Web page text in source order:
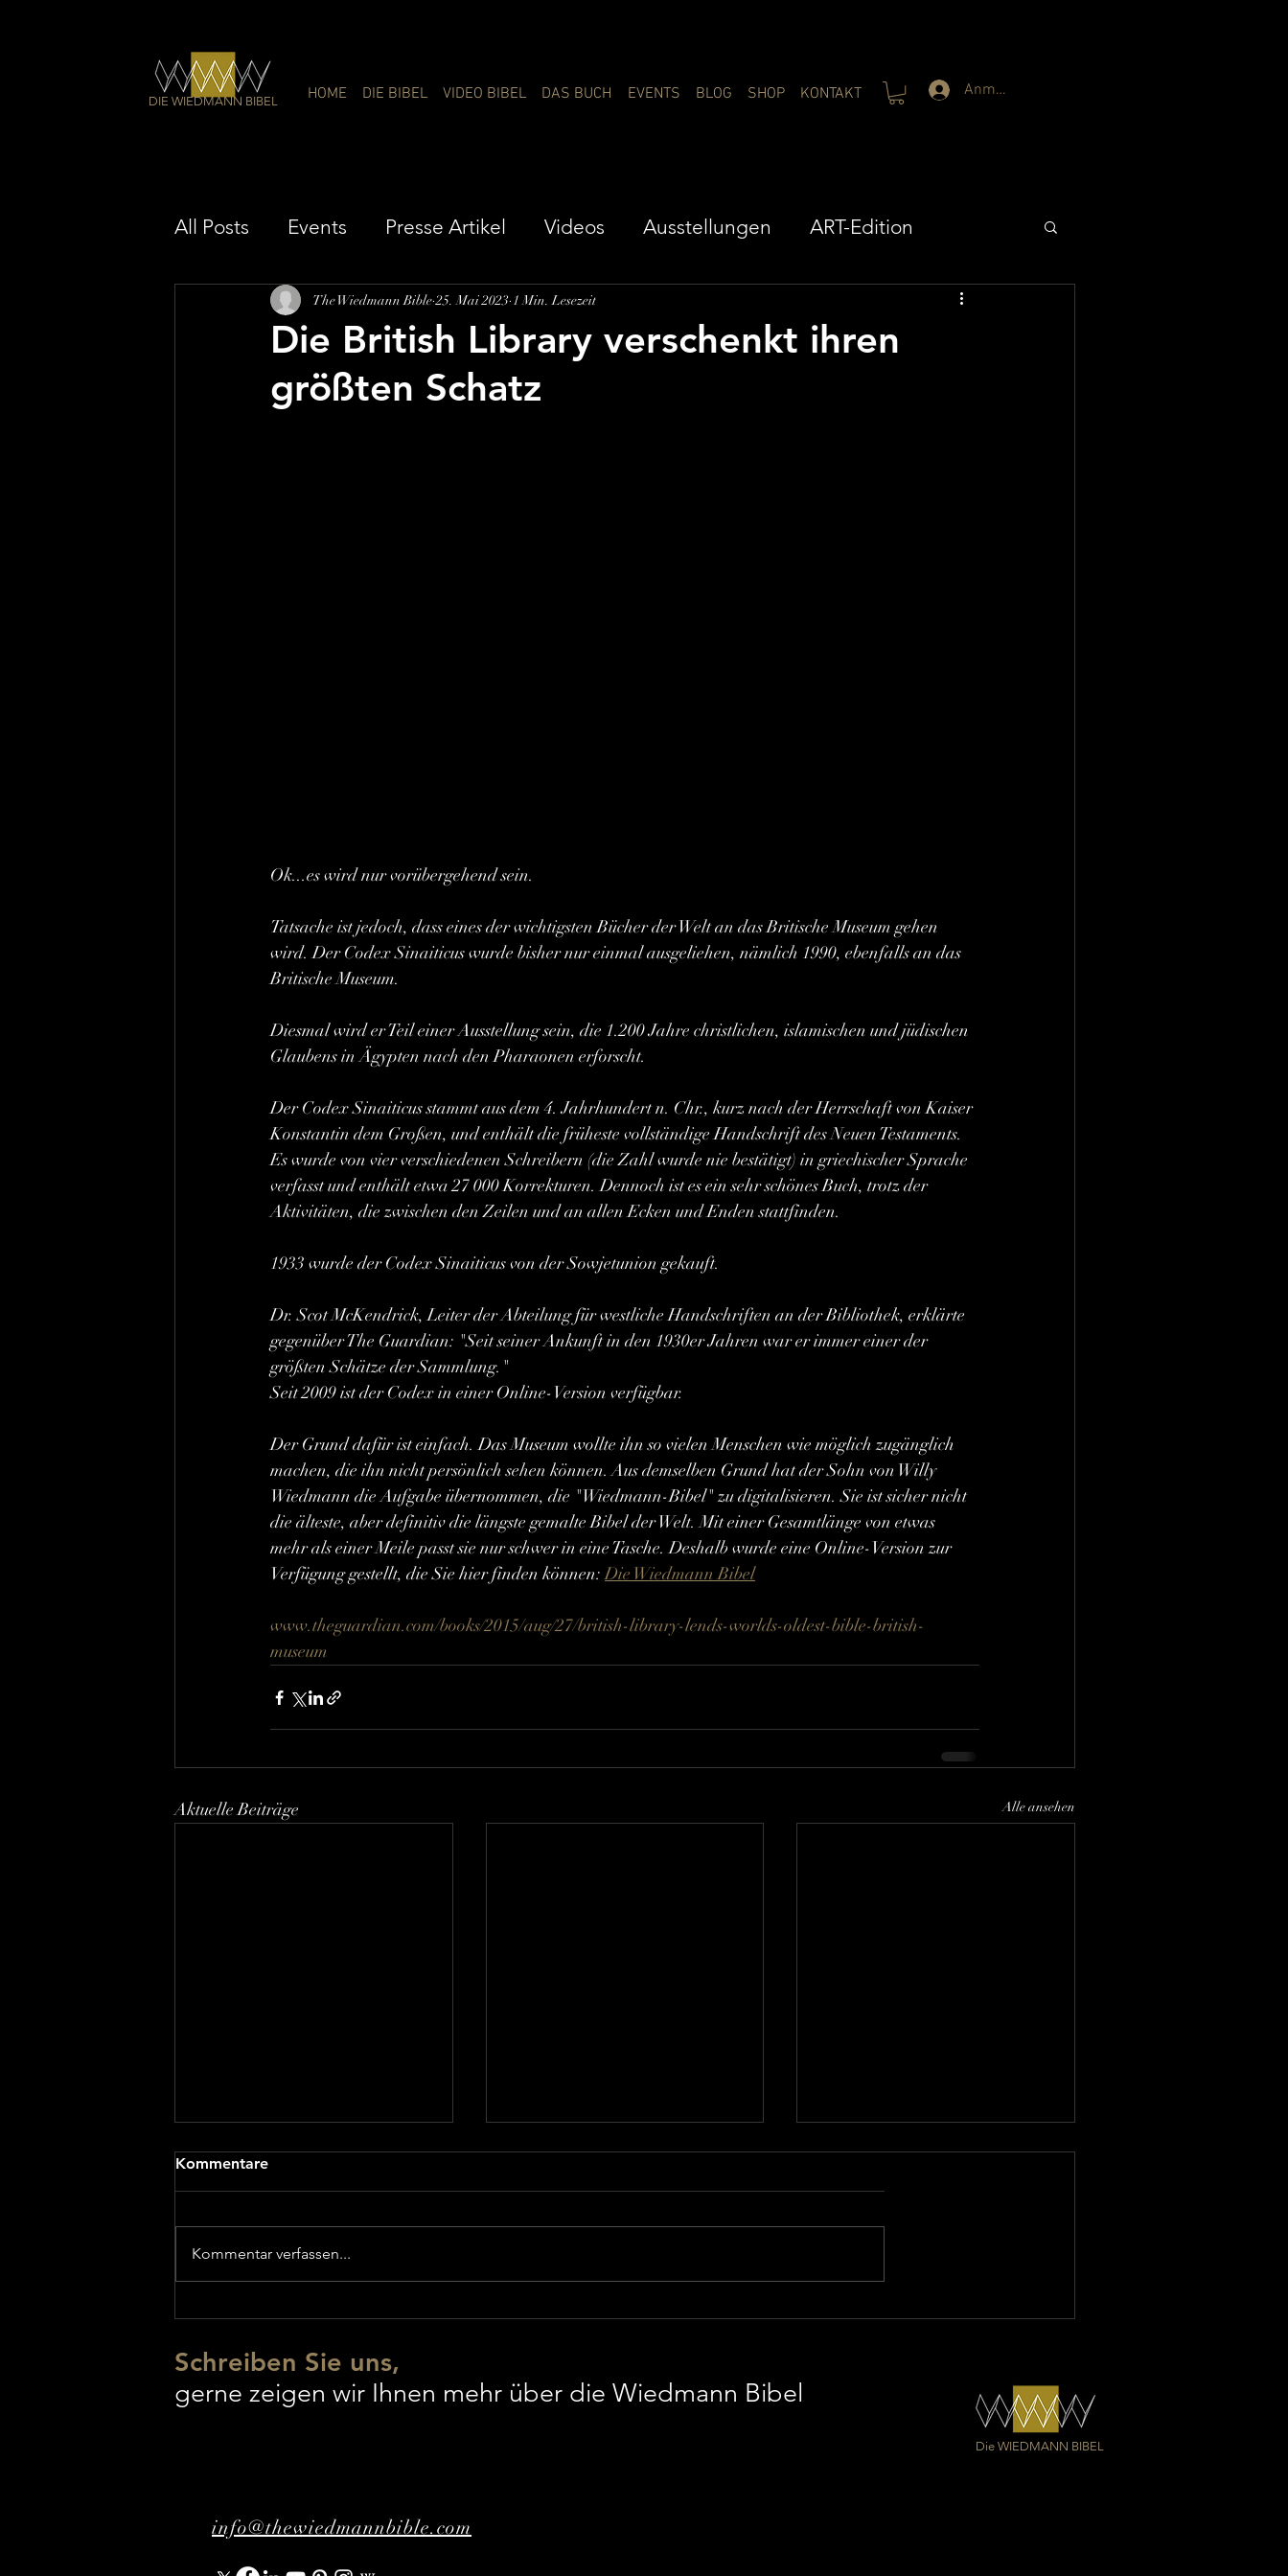
DIE WIEDMANN BIBEL HOME DIE BIBEL VIDEO BIBEL DAS BUCH EVENTS BLOG SHOP KONTAKT Anmelden
All Posts Events Presse Artikel Videos Ausstellungen ART-Edition
Die British Library verschenkt ihren
größten Schatz
The Wiedmann Bible 25. Mai 2023 1 Min. Lesezeit
Ok...es wird nur vorübergehend sein.
Tatsache ist jedoch, dass eines der wichtigsten Bücher der Welt an das Britische Museum gehen
wird. Der Codex Sinaiticus wurde bisher nur einmal ausgeliehen, nämlich 1990, ebenfalls an das
Britische Museum.
Diesmal wird er Teil einer Ausstellung sein, die 1.200 Jahre christlichen, islamischen und jüdischen
Glaubens in Ägypten nach den Pharaonen erforscht.
Der Codex Sinaiticus stammt aus dem 4. Jahrhundert n. Chr., kurz nach der Herrschaft von Kaiser
Konstantin dem Großen, und enthält die früheste vollständige Handschrift des Neuen Testaments.
Es wurde von vier verschiedenen Schreibern (die Zahl wurde nie bestätigt) in griechischer Sprache
verfasst und enthält etwa 27 000 Korrekturen. Dennoch ist es ein sehr schönes Buch, trotz der
Aktivitäten, die zwischen den Zeilen und an allen Ecken und Enden stattfinden.
1933 wurde der Codex Sinaiticus von der Sowjetunion gekauft.
Dr. Scot McKendrick, Leiter der Abteilung für westliche Handschriften an der Bibliothek, erklärte
gegenüber The Guardian: "Seit seiner Ankunft in den 1930er Jahren war er immer einer der
größten Schätze der Sammlung."
Seit 2009 ist der Codex in einer Online-Version verfügbar.
Der Grund dafür ist einfach. Das Museum wollte ihn so vielen Menschen wie möglich zugänglich
machen, die ihn nicht persönlich sehen können. Aus demselben Grund hat der Sohn von Willy
Wiedmann die Aufgabe übernommen, die "Wiedmann-Bibel" zu digitalisieren. Sie ist sicher nicht
die älteste, aber definitiv die längste gemalte Bibel der Welt. Mit einer Gesamtlänge von etwas
mehr als einer Meile passt sie nur schwer in eine Tasche. Deshalb wurde eine Online-Version zur
Verfügung gestellt, die Sie hier finden können: Die Wiedmann Bibel
www.theguardian.com/books/2015/aug/27/british-library-lends-worlds-oldest-bible-british-
museum
Aktuelle Beiträge Alle ansehen
Kommentare
Kommentar verfassen...
Schreiben Sie uns,
gerne zeigen wir Ihnen mehr über die Wiedmann Bibel
Die WIEDMANN BIBEL
info@thewiedmannbible.com